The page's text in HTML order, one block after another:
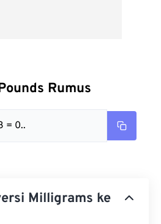
Rumus
= 0..
Milligrams ke